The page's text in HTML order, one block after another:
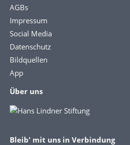
AGBs
Impressum
Social Media
Datenschutz
Bildquellen
App
Über uns
Bleib' mit uns in Verbindung